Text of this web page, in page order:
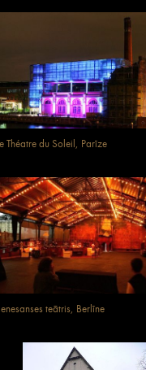
Théatre du Soleil, Parīze
teātris, Berlīne